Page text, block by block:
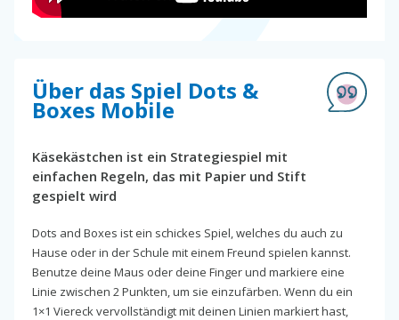
Über das Spiel Dots &
Boxes Mobile
Käsekästchen ist ein Strategiespiel mit
einfachen Regeln, das mit Papier und Stift
gespielt wird
Dots and Boxes ist ein schickes Spiel, welches du auch zu
Hause oder in der Schule mit einem Freund spielen kannst.
Benutze deine Maus oder deine Finger und markiere eine
Linie zwischen 2 Punkten, um sie einzufärben. Wenn du ein
1×1 Viereck vervollständigt mit deinen Linien markiert hast,